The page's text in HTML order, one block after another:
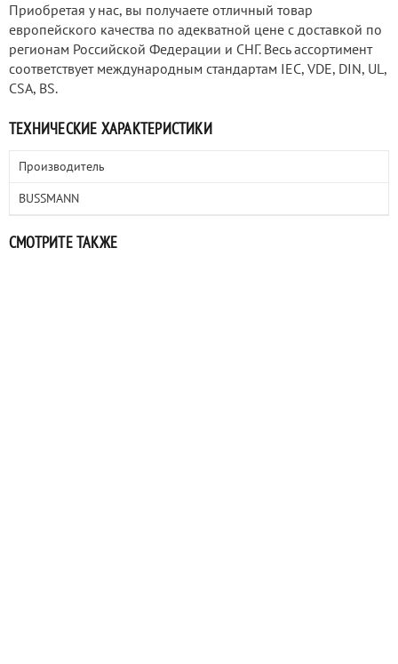
Приобретая у нас, вы получаете отличный товар
европейского качества по адекватной цене с доставкой по
регионам Российской Федерации и СНГ. Весь ассортимент
соответствует международным стандартам IEC, VDE, DIN, UL,
CSA, BS.
ТЕХНИЧЕСКИЕ ХАРАКТЕРИСТИКИ
Производитель
BUSSMANN
СМОТРИТЕ ТАКЖЕ